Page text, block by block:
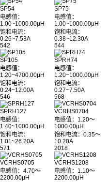
SP54
电感值：
1.00~1000.00μH
饱和电流：
0.26~7.53A
542
SP75
电感值：
1.00~1000.00μH
饱和电流：
0.38~12.30A
544
SP105
电感值：
1.20~4700.00μH
饱和电流：
0.24~12.00A
546
SPRH74
电感值：
1.20~1000.00μH
饱和电流：
0.27~7.50A
568
SPRH127
电感值：
1.40~1000.00μH
饱和电流：
1.01~26.20A
571
VCRHS0704
电感值：1.20～
1000.00μH
饱和电流：0.35～
10.20A
2018
VCRHS0705
电感值：4.70～
2200.00μH
VCRHS1208
电感值：1.10～
2200.00μH